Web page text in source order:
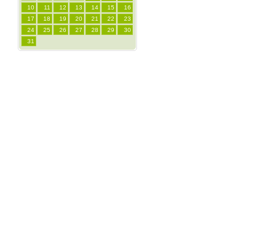
10
11 12 13 14 15
16
17
18 19 20 21 22
23
24
25 26 27 28 29
30
31